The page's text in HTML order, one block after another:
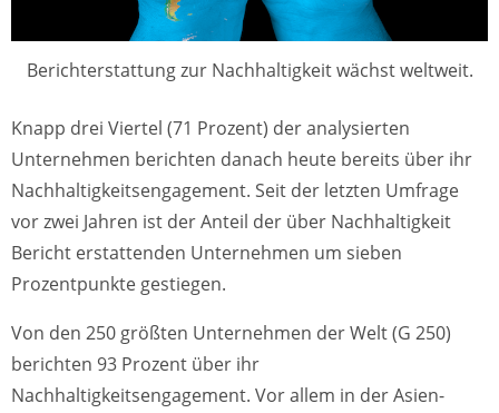
Berichterstattung zur Nachhaltigkeit wächst weltweit.
Knapp drei Viertel (71 Prozent) der analysierten
Unternehmen berichten danach heute bereits über ihr
Nachhaltigkeitsengagement. Seit der letzten Umfrage
vor zwei Jahren ist der Anteil der über Nachhaltigkeit
Bericht erstattenden Unternehmen um sieben
Prozentpunkte gestiegen.
Von den 250 größten Unternehmen der Welt (G 250)
berichten 93 Prozent über ihr
Nachhaltigkeitsengagement. Vor allem in der Asien-